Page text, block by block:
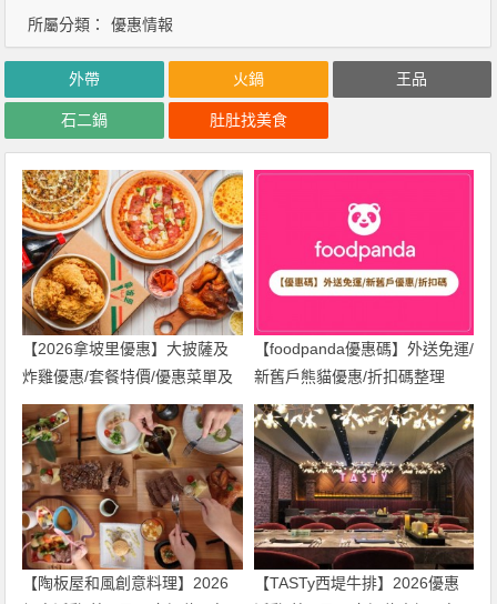
所屬分類： 優惠情報
外帶 火鍋 王品
石二鍋 肚肚找美食
【2026拿坡里優惠】大披薩及
炸雞優惠/套餐特價/優惠菜單及
門市一起看
【foodpanda優惠碼】外送免運/
新舊戶熊貓優惠/折扣碼整理
(2026年)
【陶板屋和風創意料理】2026
【TASTy西堤牛排】2026優惠